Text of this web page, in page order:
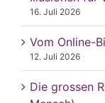
16. Juli 2026
Vom Online-
12. Juli 2026
Die grossen